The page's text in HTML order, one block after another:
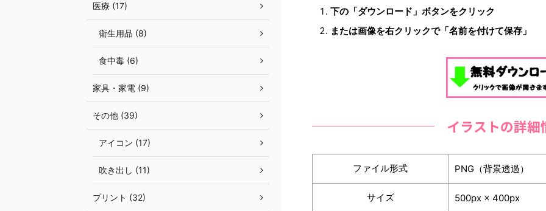
下の「ダウンロード」ボタンをクリック
または画像を右クリックで「名前を付けて保存」
イラストの詳細
ファイル形式 PNG（背景透過）
サイズ 500px × 400px
医療 (17)
衛生用品 (8)
食中毒 (6)
家具・家電 (9)
その他 (39)
アイコン (17)
吹き出し (11)
プリント (32)